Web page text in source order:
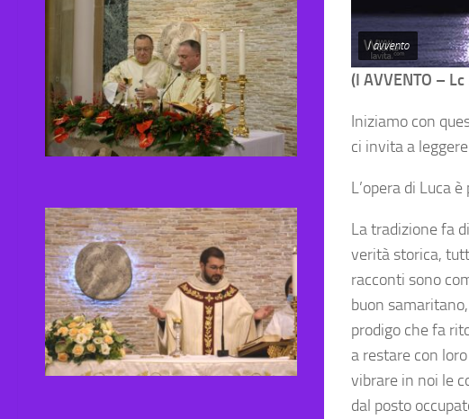
I avvento
(I AVVENTO –
Iniziamo con
ci invita a
L’opera di Luca
La tradizione fa
verità storica,
racconti sono
buon
prodigo che fa
a restare con
vibrare in noi le
dal posto